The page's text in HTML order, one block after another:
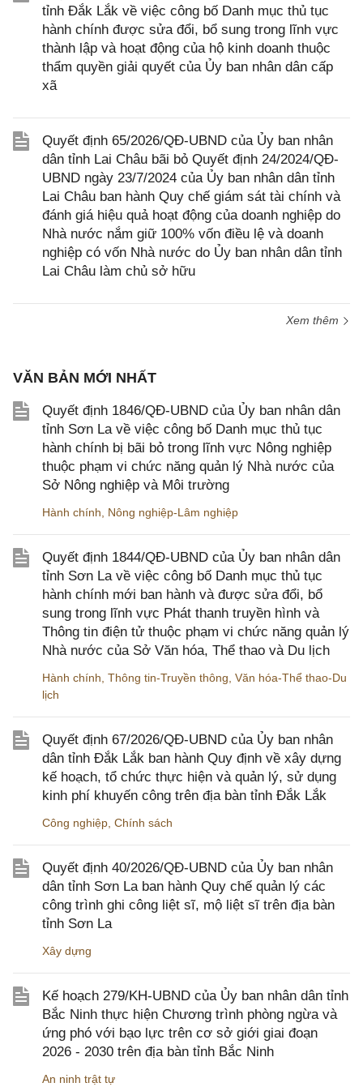
tỉnh Đắk Lắk về việc công bố Danh mục thủ tục
hành chính được sửa đổi, bổ sung trong lĩnh vực
thành lập và hoạt động của hộ kinh doanh thuộc
thẩm quyền giải quyết của Ủy ban nhân dân cấp
xã
Quyết định 65/2026/QĐ-UBND của Ủy ban nhân
dân tỉnh Lai Châu bãi bỏ Quyết định 24/2024/QĐ-
UBND ngày 23/7/2024 của Ủy ban nhân dân tỉnh
Lai Châu ban hành Quy chế giám sát tài chính và
đánh giá hiệu quả hoạt động của doanh nghiệp do
Nhà nước nắm giữ 100% vốn điều lệ và doanh
nghiệp có vốn Nhà nước do Ủy ban nhân dân tỉnh
Lai Châu làm chủ sở hữu
Xem thêm
VĂN BẢN MỚI NHẤT
Quyết định 1846/QĐ-UBND của Ủy ban nhân dân
tỉnh Sơn La về việc công bố Danh mục thủ tục
hành chính bị bãi bỏ trong lĩnh vực Nông nghiệp
thuộc phạm vi chức năng quản lý Nhà nước của
Sở Nông nghiệp và Môi trường
Hành chính Nông nghiệp-Lâm nghiệp
Quyết định 1844/QĐ-UBND của Ủy ban nhân dân
tỉnh Sơn La về việc công bố Danh mục thủ tục
hành chính mới ban hành và được sửa đổi, bổ
sung trong lĩnh vực Phát thanh truyền hình và
Thông tin điện tử thuộc phạm vi chức năng quản lý
Nhà nước của Sở Văn hóa, Thể thao và Du lịch
Hành chính Thông tin-Truyền thông Văn hóa-Thể thao-Du
lịch
Quyết định 67/2026/QĐ-UBND của Ủy ban nhân
dân tỉnh Đắk Lắk ban hành Quy định về xây dựng
kế hoạch, tổ chức thực hiện và quản lý, sử dụng
kinh phí khuyến công trên địa bàn tỉnh Đắk Lắk
Công nghiệp Chính sách
Quyết định 40/2026/QĐ-UBND của Ủy ban nhân
dân tỉnh Sơn La ban hành Quy chế quản lý các
công trình ghi công liệt sĩ, mộ liệt sĩ trên địa bàn
tỉnh Sơn La
Xây dựng
Kế hoạch 279/KH-UBND của Ủy ban nhân dân tỉnh
Bắc Ninh thực hiện Chương trình phòng ngừa và
ứng phó với bạo lực trên cơ sở giới giai đoạn
2026 - 2030 trên địa bàn tỉnh Bắc Ninh
An ninh trật tự